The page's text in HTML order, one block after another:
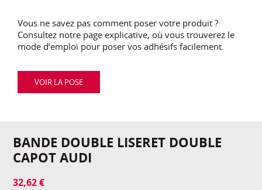
Vous ne savez pas comment poser votre produit ?
Consultez notre page explicative, où vous trouverez le
mode d’emploi pour poser vos adhésifs facilement.
VOIR LA POSE
BANDE DOUBLE LISERET DOUBLE
CAPOT AUDI
32,62 €